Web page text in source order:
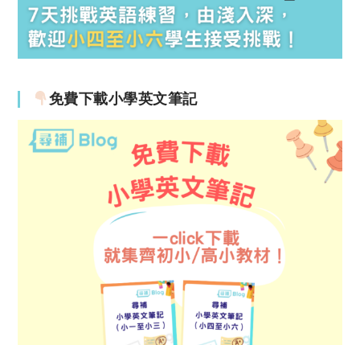
免費下載小學英文筆記